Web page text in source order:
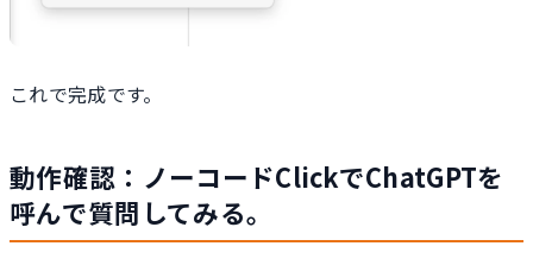
これで完成です。
動作確認：ノーコードClickでChatGPTを
呼んで質問してみる。